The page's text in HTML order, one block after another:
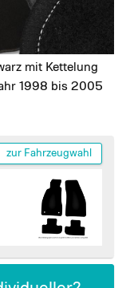
mit Kettelung
1998 bis 2005
zur Fahrzeugwahl